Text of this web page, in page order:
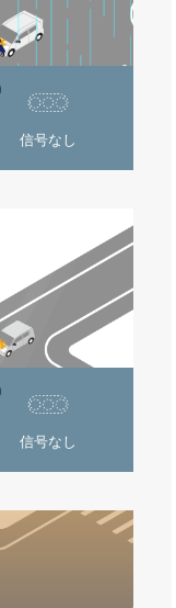
信号なし
信号なし